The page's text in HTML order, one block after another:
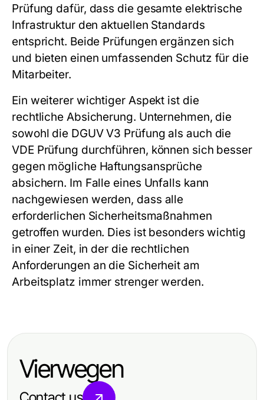
Prüfung dafür, dass die gesamte elektrische
Infrastruktur den aktuellen Standards
entspricht. Beide Prüfungen ergänzen sich
und bieten einen umfassenden Schutz für die
Mitarbeiter.
Ein weiterer wichtiger Aspekt ist die
rechtliche Absicherung. Unternehmen, die
sowohl die DGUV V3 Prüfung als auch die
VDE Prüfung durchführen, können sich besser
gegen mögliche Haftungsansprüche
absichern. Im Falle eines Unfalls kann
nachgewiesen werden, dass alle
erforderlichen Sicherheitsmaßnahmen
getroffen wurden. Dies ist besonders wichtig
in einer Zeit, in der die rechtlichen
Anforderungen an die Sicherheit am
Arbeitsplatz immer strenger werden.
Vierwegen